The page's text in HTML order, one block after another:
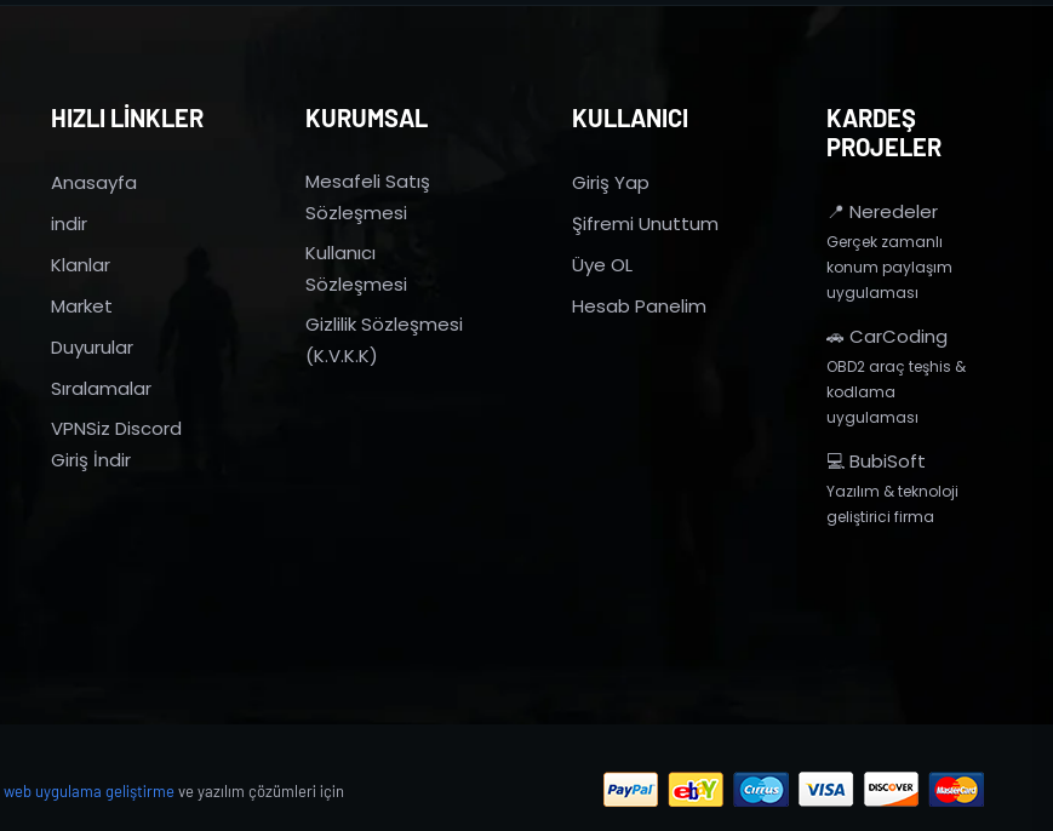
HIZLI LİNKLER
Anasayfa
indir
Klanlar
Market
Duyurular
Sıralamalar
VPNSiz Discord
Giriş İndir
KURUMSAL
Mesafeli Satış
Sözleşmesi
Kullanıcı
Sözleşmesi
Gizlilik Sözleşmesi
(K.V.K.K)
KULLANICI
Giriş Yap
Şifremi Unuttum
Üye OL
Hesab Panelim
KARDEŞ
PROJELER
📍 Neredeler
Gerçek zamanlı
konum paylaşım
uygulaması
🚗 CarCoding
OBD2 araç teşhis &
kodlama
uygulaması
💻 BubiSoft
Yazılım & teknoloji
geliştirici firma
web uygulama geliştirmeve yazılım çözümleri için